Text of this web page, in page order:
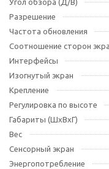
Угол обзора (Д/В)
Разрешение
Частота обновления
Соотношение сторон
Интерфейсы
Изогнутый экран
Крепление
Регулировка по высоте
Габариты (ШхВхГ)
Вес
Сенсорный экран
Энергопотребление